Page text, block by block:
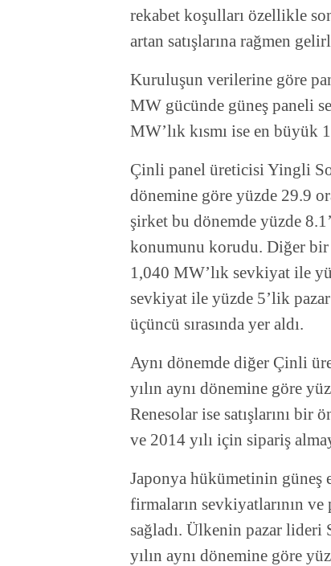
rekabet koşulları özellikle
artan satışlarına rağmen
Kuruluşun verilerine göre
MW gücünde güneş paneli
MW’lık kısmı ise en büyük
Çinli panel üreticisi Yingli
dönemine göre yüzde 29.9
şirket bu dönemde yüzde
konumunu korudu. Diğer
1,040 MW’lık sevkiyat ile
sevkiyat ile yüzde 5’lik
üçüncü sırasında yer aldı.
Aynı dönemde diğer Çinli
yılın aynı dönemine göre
Renesolar ise satışlarını bir
ve 2014 yılı için sipariş
Japonya hükümetinin
firmaların sevkiyatlarının ve
sağladı. Ülkenin pazar lideri
yılın aynı dönemine göre